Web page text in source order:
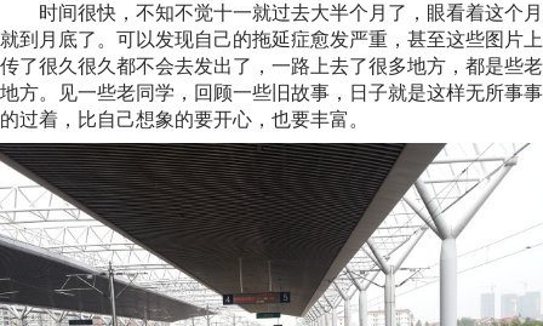
时间很快，不知不觉十一就过去大半个月了，眼看着这个月
就到月底了。可以发现自己的拖延症愈发严重，甚至这些图片上
传了很久很久都不会去发出了，一路上去了很多地方，都是些老
地方。见一些老同学，回顾一些旧故事，日子就是这样无所事事
的过着，比自己想象的要开心，也要丰富。